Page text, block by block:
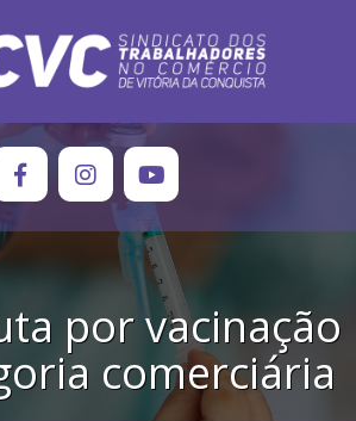
por vacinação
comerciária